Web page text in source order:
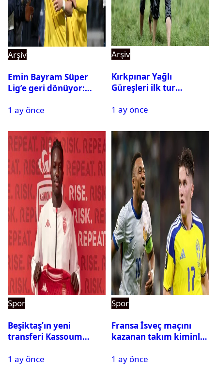
Arşiv
Emin Bayram Süper
Lig’e geri dönüyor:
1 ay önce
Arşiv
Kırkpınar Yağlı
Güreşleri ilk tur
2. tura geçen
1 ay önce
Spor
Beşiktaş’ın yeni
transferi Kassoum
gelecek? Resmi
1 ay önce
Spor
Fransa İsveç maçını
kazanan takım kiminle
turundaki rakip belli
1 ay önce